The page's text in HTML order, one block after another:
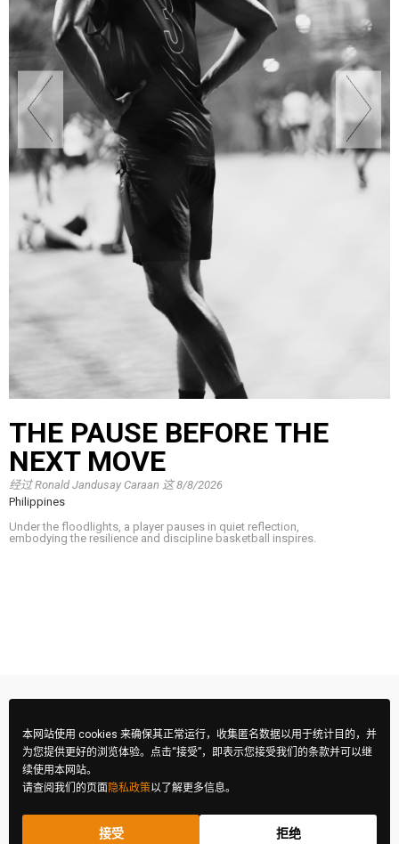
THE PAUSE BEFORE THE
NEXT MOVE
经过Ronald Jandusay Caraan 这8/8/2026
Philippines
Under the floodlights, a player pauses in quiet reflection,
embodying the resilience and discipline basketball inspires.
FIBA 摄影大赛 © 2026 版权所有
本网站使用 cookies 来确保其正常运行，收集匿名数据以用于统计目的，并
为您提供更好的浏览体验。点击“接受”，即表示您接受我们的条款并可以继
续使用本网站。
请查阅我们的页面 隐私政策以了解更多信息。
接受 拒绝